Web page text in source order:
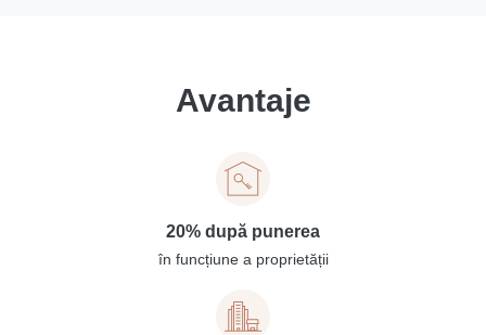
Avantaje
20% după punerea
în funcțiune a proprietății